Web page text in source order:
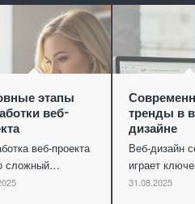
этапы
веб-
веб-проекта
сложный…
тренды в
дизайне
Веб-дизайн
играет
31.08.2025